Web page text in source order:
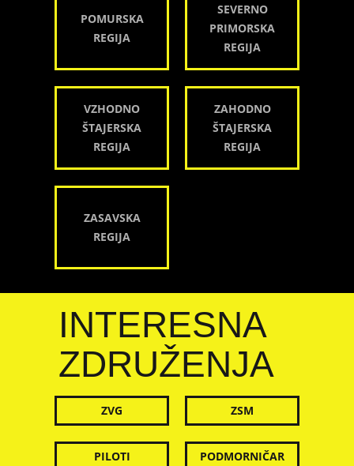
POMURSKA
REGIJA
SEVERNO
PRIMORSKA
REGIJA
VZHODNO
ŠTAJERSKA
REGIJA
ZAHODNO
ŠTAJERSKA
REGIJA
ZASAVSKA
REGIJA
INTERESNA
ZDRUŽENJA
ZVG ZSM
PILOTI PODMORNIČAR